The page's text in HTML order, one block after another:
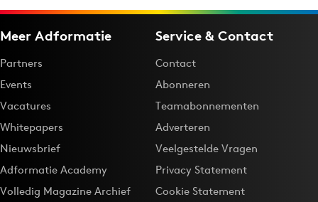
Meer Adformatie
Partners
Events
Vacatures
Whitepapers
Nieuwsbrief
Adformatie Academy
Volledig Magazine Archief
Service & Contact
Contact
Abonneren
Teamabonnementen
Adverteren
Veelgestelde Vragen
Privacy Statement
Cookie Statement